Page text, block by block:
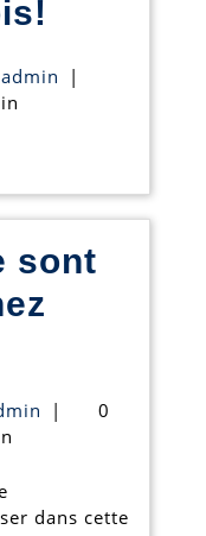
cours
actiadmin
|
sont
actiadmin
|
0
dans cette